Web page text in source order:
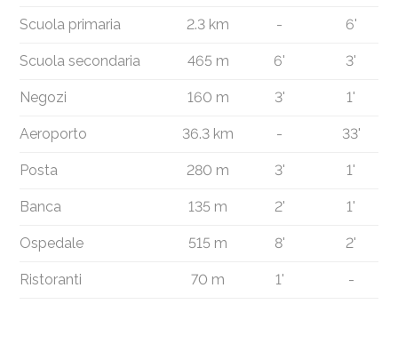
Scuola primaria 2.3 km - 6'
Scuola secondaria 465 m 6' 3'
Negozi 160 m 3' 1'
Aeroporto 36.3 km - 33'
Posta 280 m 3' 1'
Banca 135 m 2' 1'
Ospedale 515 m 8' 2'
Ristoranti 70 m 1' -